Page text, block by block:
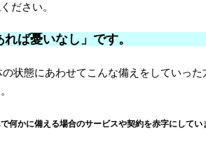
ださい。
えあれば憂い
状態にあわせてこんな備えをしていっ
何かに備える場合のサービスや契約を赤字にしてい